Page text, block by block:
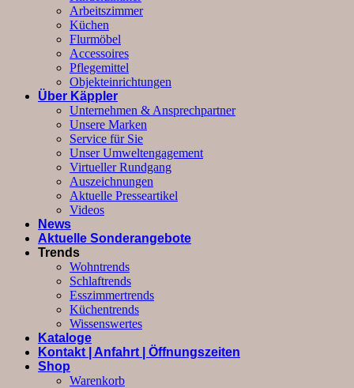
Arbeitszimmer
Küchen
Flurmöbel
Accessoires
Pflegemittel
Objekteinrichtungen
Über Käppler
Unternehmen & Ansprechpartner
Unsere Marken
Service für Sie
Unser Umweltengagement
Virtueller Rundgang
Auszeichnungen
Aktuelle Presseartikel
Videos
News
Aktuelle Sonderangebote
Trends
Wohntrends
Schlaftrends
Esszimmertrends
Küchentrends
Wissenswertes
Kataloge
Kontakt | Anfahrt | Öffnungszeiten
Shop
Warenkorb